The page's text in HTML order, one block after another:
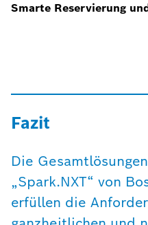
Smarte Reservierung
Fazit
Die
„Spark.NXT“ von
erfüllen die